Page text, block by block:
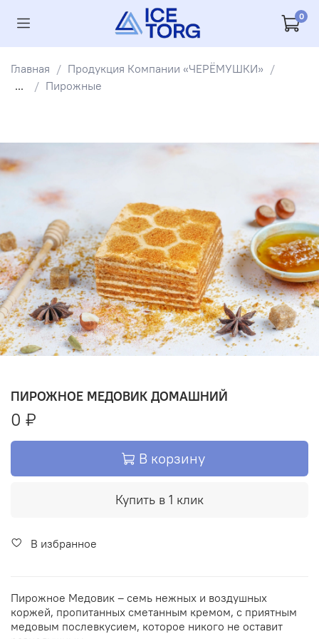
0
Главная
Продукция Компании «ЧЕРЁМУШКИ»
...
Пирожные
ПИРОЖНОЕ МЕДОВИК ДОМАШНИЙ
0 ₽
В корзину
Купить в 1 клик
В избранное
Пирожное Медовик – семь нежных и воздушных
коржей, пропитанных сметанным кремом, с приятным
медовым послевкусием, которое никого не оставит